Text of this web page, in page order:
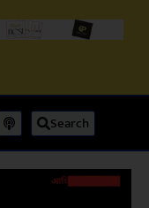
Search